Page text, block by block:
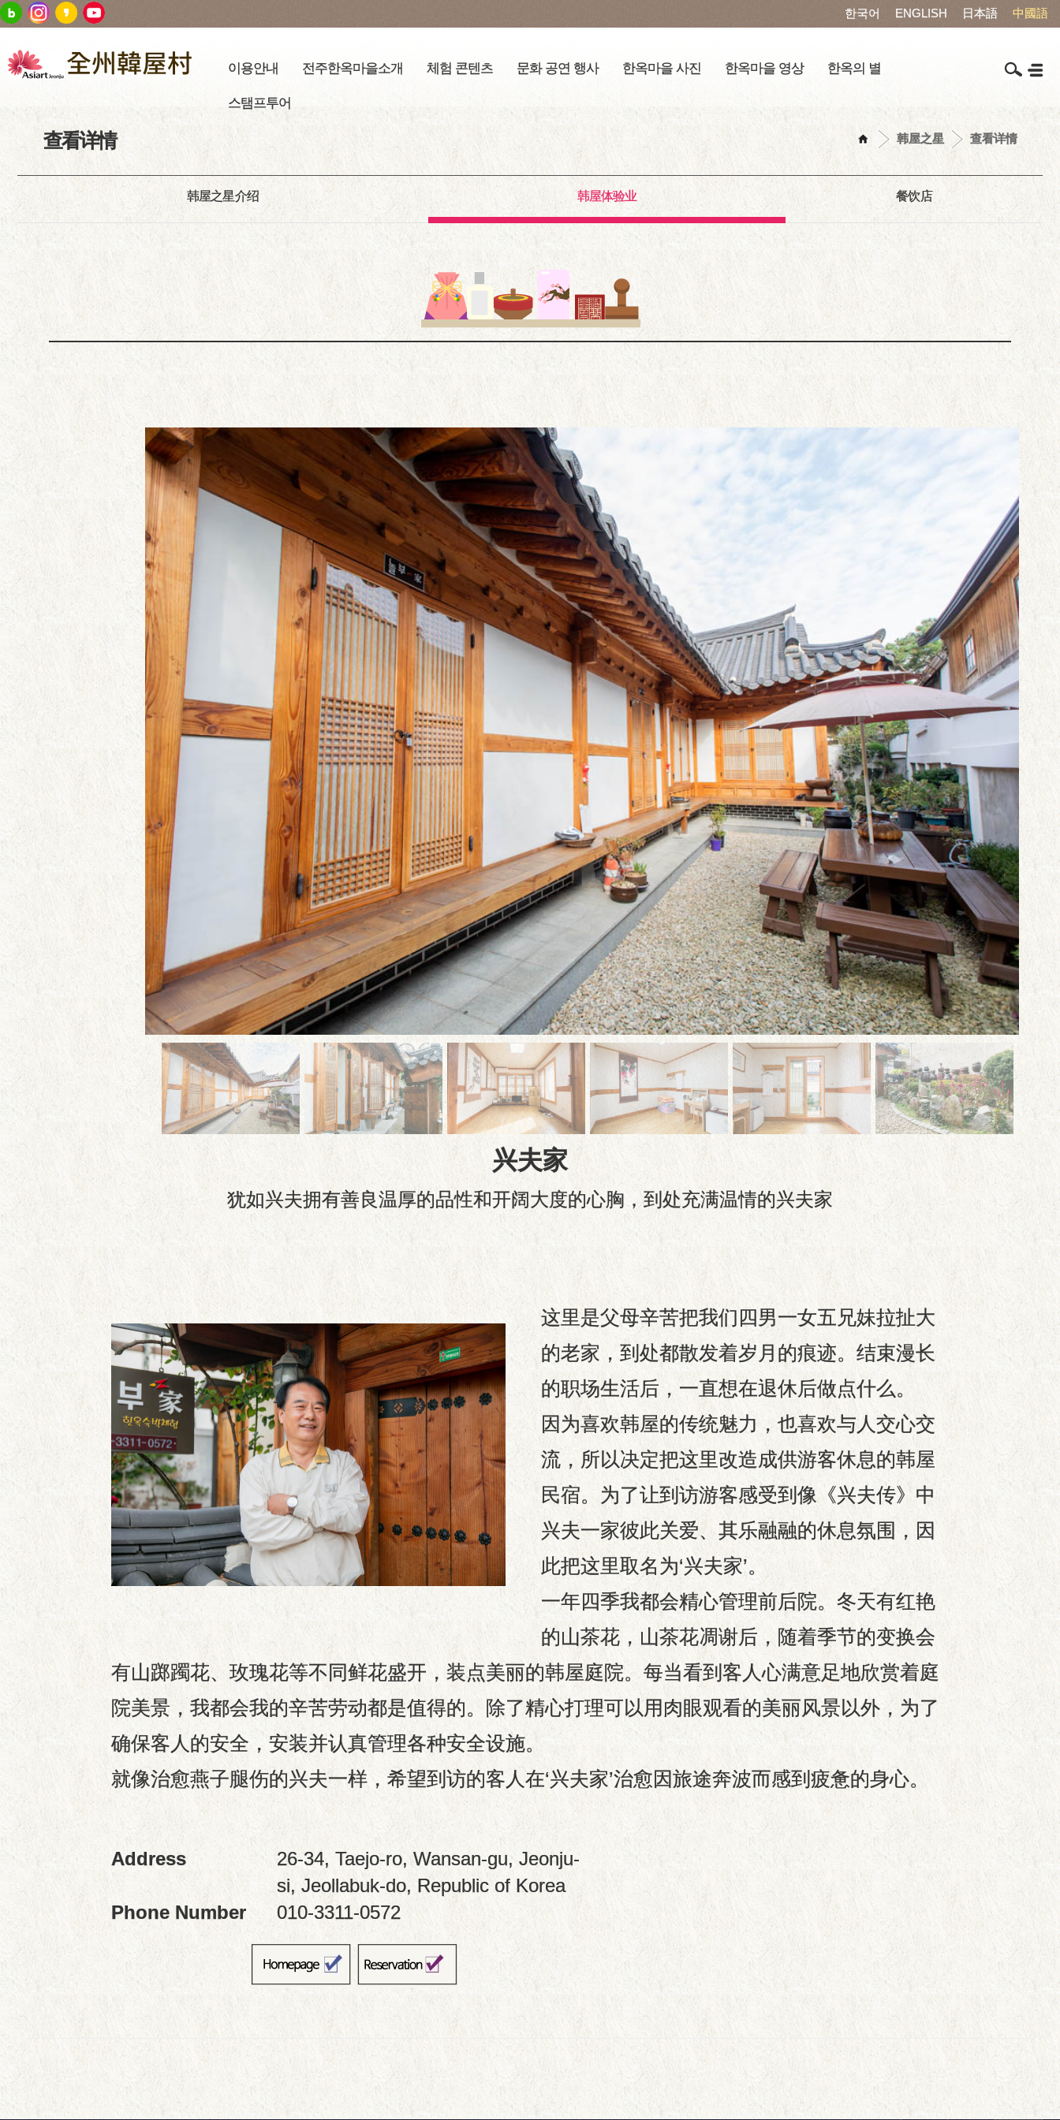
한국어 ENGLISH 日本語 中國語
이용안내 전주한옥마을소개 체험 콘텐츠 문화 공연 행사 한옥마을 사진 한옥마을 영상 한옥의 별
스탬프투어
查看详情 韩屋之星 查看详情
韩屋之星介绍 韩屋体验业 餐饮店
兴夫家
犹如兴夫拥有善良温厚的品性和开阔大度的心胸，到处充满温情的兴夫家
这里是父母辛苦把我们四男一女五兄妹拉扯大
的老家，到处都散发着岁月的痕迹。结束漫长
的职场生活后，一直想在退休后做点什么。
因为喜欢韩屋的传统魅力，也喜欢与人交心交
流，所以决定把这里改造成供游客休息的韩屋
民宿。为了让到访游客感受到像《兴夫传》中
兴夫一家彼此关爱、其乐融融的休息氛围，因
此把这里取名为‘兴夫家’。
一年四季我都会精心管理前后院。冬天有红艳
的山茶花，山茶花凋谢后，随着季节的变换会
有山踯躅花、玫瑰花等不同鲜花盛开，装点美丽的韩屋庭院。每当看到客人心满意足地欣赏着庭
院美景，我都会我的辛苦劳动都是值得的。除了精心打理可以用肉眼观看的美丽风景以外，为了
确保客人的安全，安装并认真管理各种安全设施。
Address
26-34, Taejo-ro, Wansan-gu, Jeonju-
si, Jeollabuk-do, Republic of Korea
Phone Number
010-3311-0572